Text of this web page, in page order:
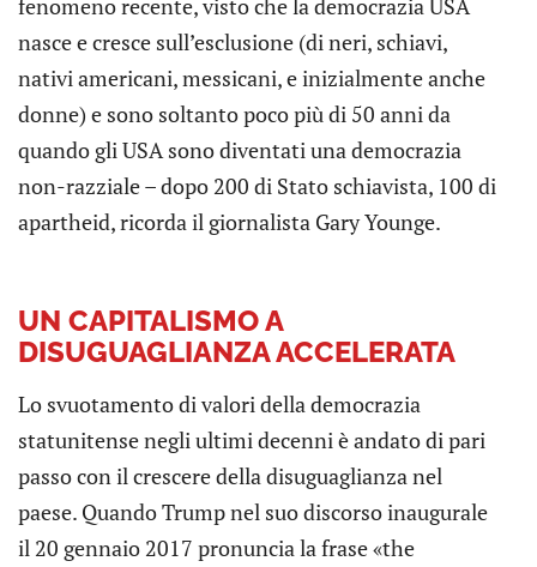
nasce e cresce sull’esclusione (di neri, schiavi,
nativi americani, messicani, e inizialmente anche
donne) e sono soltanto poco più di 50 anni da
quando gli USA sono diventati una democrazia
non-razziale – dopo 200 di Stato schiavista, 100 di
apartheid, ricorda il giornalista Gary Younge.
UN CAPITALISMO A
DISUGUAGLIANZA ACCELERATA
Lo svuotamento di valori della democrazia
statunitense negli ultimi decenni è andato di pari
passo con il crescere della disuguaglianza nel
paese. Quando Trump nel suo discorso inaugurale
il 20 gennaio 2017 pronuncia la frase «the